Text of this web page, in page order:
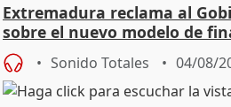
Extremadura reclama al
sobre el nuevo modelo de
Sonido Totales 04/08/